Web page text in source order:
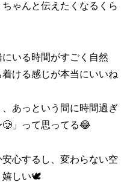
ゃんと伝えたくなるくら
いる時間がすごく自然
ける感じが本当にいいね
あっという間に時間過ぎ
」って思ってる😂
心するし、変わらない空
嬉しい🕊️